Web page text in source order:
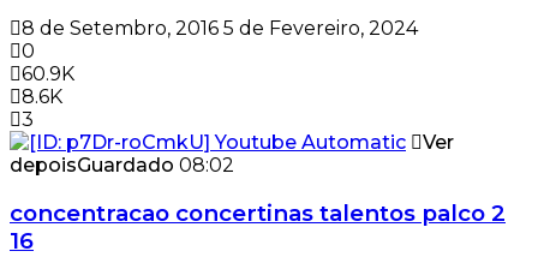
8 de Setembro, 2016 5 de Fevereiro, 2024
0
60.9K
8.6K
3
Ver
depoisGuardado 08:02
concentracao concertinas talentos palco 2
16